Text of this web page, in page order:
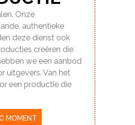
Onze
authentieke
deze dienst ook
creëren die
we een aanbod
uitgevers. Van het
een productie die
MOMENT